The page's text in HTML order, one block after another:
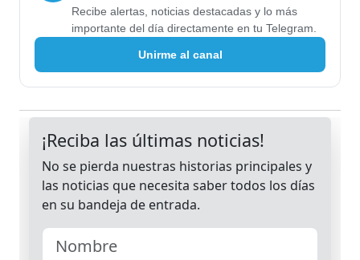
Recibe alertas, noticias destacadas y lo más
importante del día directamente en tu Telegram.
Unirme al canal